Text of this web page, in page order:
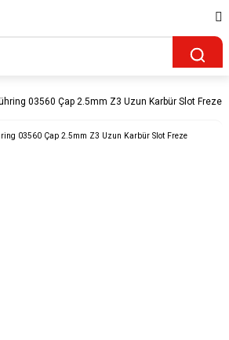
03560 Çap 2.5mm Z3 Uzun Karbür Slot Freze